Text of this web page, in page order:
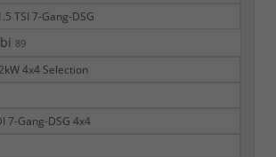
TSI 7-Gang-DSG
89
4x4 Selection
7-Gang-DSG 4x4